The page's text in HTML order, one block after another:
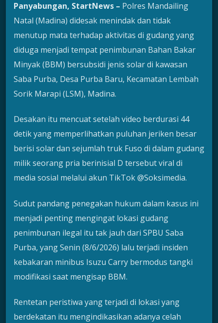
Panyabungan, StartNews – Polres Mandailing
Natal (Madina) didesak menindak dan tidak
menutup mata terhadap aktivitas di gudang yang
diduga menjadi tempat penimbunan Bahan Bakar
Minyak (BBM) bersubsidi jenis solar di kawasan
Saba Purba, Desa Purba Baru, Kecamatan Lembah
Sorik Marapi (LSM), Madina.
Desakan itu mencuat setelah video berdurasi 44
detik yang memperlihatkan puluhan jeriken besar
berisi solar dan sejumlah truk Fuso di dalam gudang
milik seorang pria berinisial D tersebut viral di
media sosial melalui akun TikTok @Soksimedia.
Sudut pandang penegakan hukum dalam kasus ini
menjadi penting mengingat lokasi gudang
penimbunan ilegal itu tak jauh dari SPBU Saba
Purba, yang Senin (8/6/2026) lalu terjadi insiden
kebakaran minibus Isuzu Carry bermodus tangki
modifikasi saat mengisap BBM.
Rentetan peristiwa yang terjadi di lokasi yang
berdekatan itu mengindikasikan adanya celah